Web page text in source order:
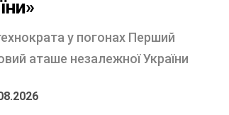
у погонах Перший
аташе незалежної України
в ГУР: відродження української